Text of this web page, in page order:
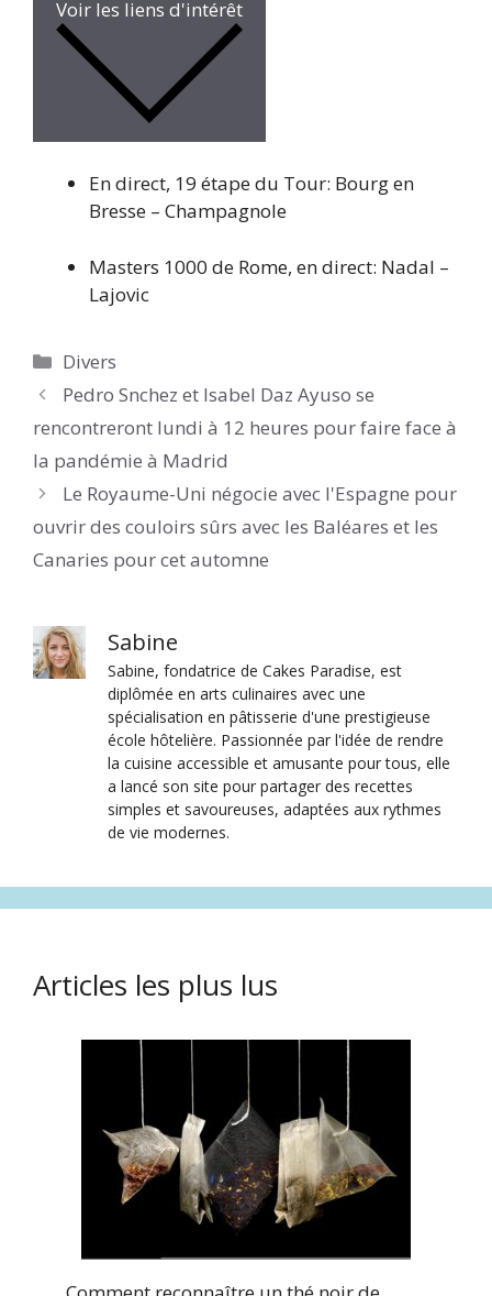
Voir les liens d'intérêt
En direct, 19 étape du Tour: Bourg en
Bresse – Champagnole
Masters 1000 de Rome, en direct: Nadal –
Lajovic
Catégories
Divers
Pedro Snchez et Isabel Daz Ayuso se
rencontreront lundi à 12 heures pour faire face à
la pandémie à Madrid
Le Royaume-Uni négocie avec l'Espagne pour
ouvrir des couloirs sûrs avec les Baléares et les
Canaries pour cet automne
Sabine
Sabine, fondatrice de Cakes Paradise, est
diplômée en arts culinaires avec une
spécialisation en pâtisserie d'une prestigieuse
école hôtelière. Passionnée par l'idée de rendre
la cuisine accessible et amusante pour tous, elle
a lancé son site pour partager des recettes
simples et savoureuses, adaptées aux rythmes
de vie modernes.
Articles les plus lus